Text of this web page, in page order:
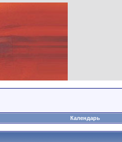
Календарь